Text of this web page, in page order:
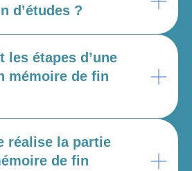
d’études ?
les étapes d’une
mémoire de fin
réalise la partie
de fin